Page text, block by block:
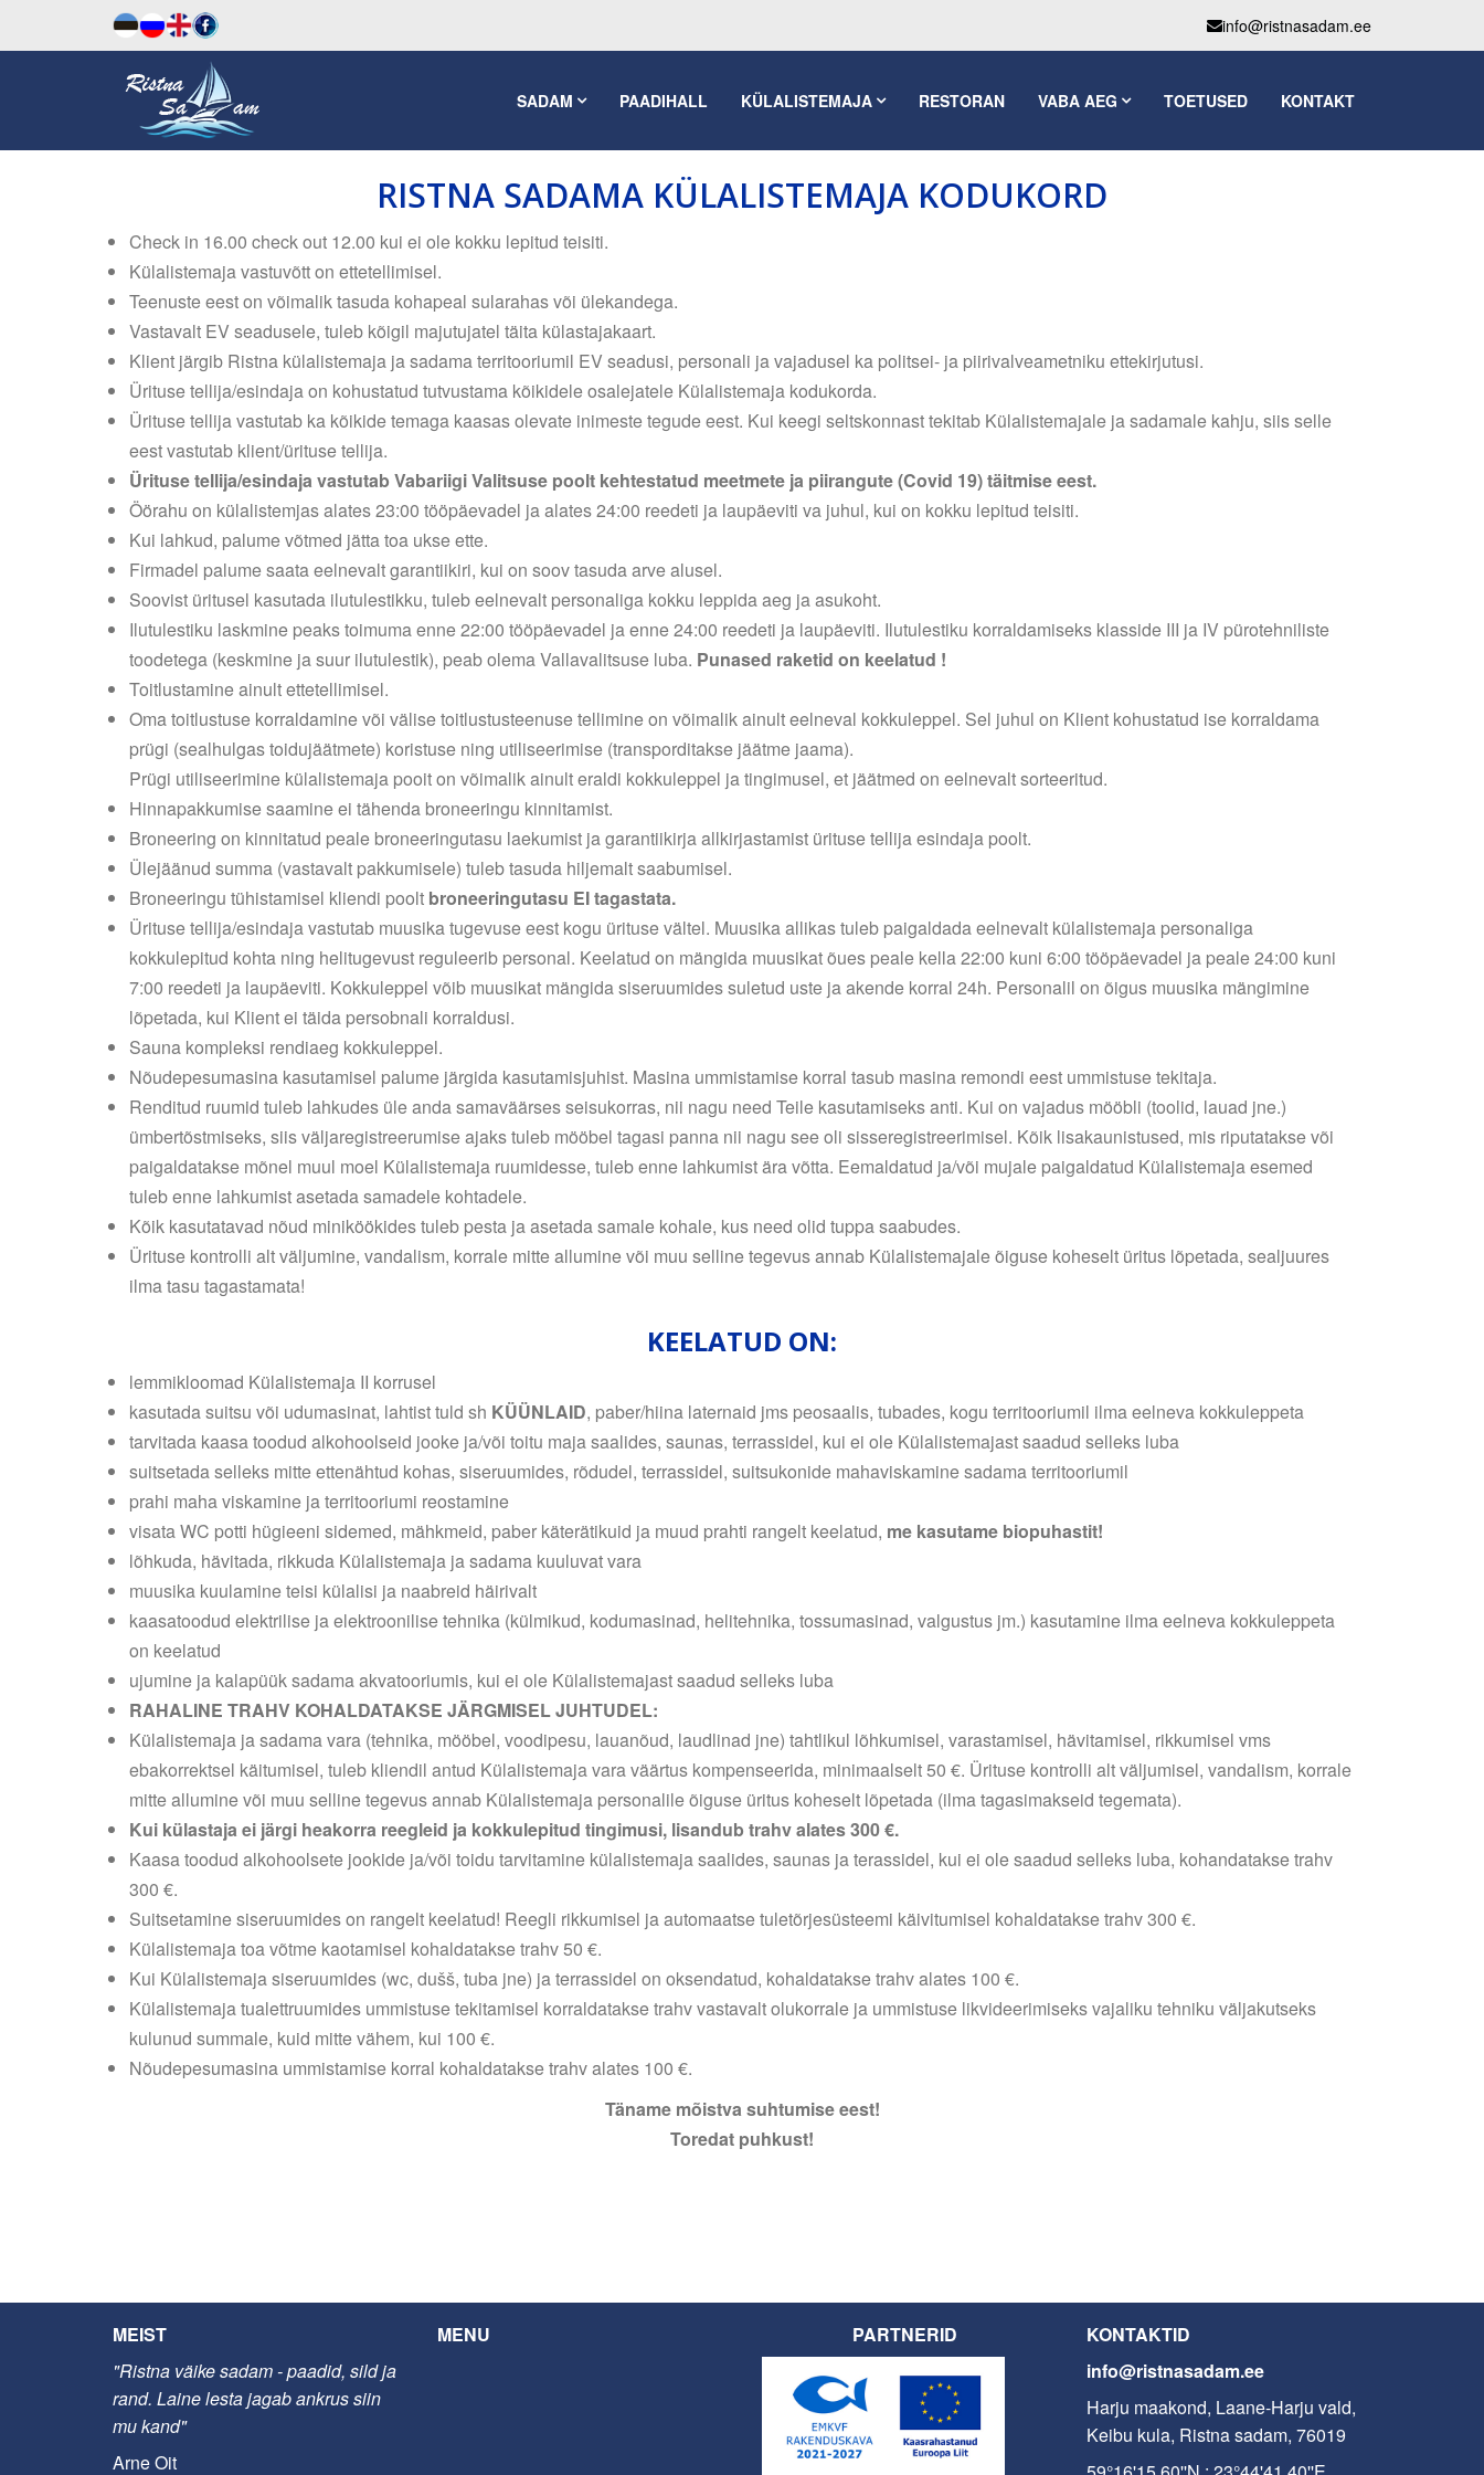
info@ristnasadam.ee
SADAM PAADIHALL KÜLALISTEMAJA RESTORAN VABA AEG TOETUSED KONTAKT
RISTNA SADAMA KÜLALISTEMAJA KODUKORD
Check in 16.00 check out 12.00 kui ei ole kokku lepitud teisiti.
Külalistemaja vastuvõtt on ettetellimisel.
Teenuste eest on võimalik tasuda kohapeal sularahas või ülekandega.
Vastavalt EV seadusele, tuleb kõigil majutujatel täita külastajakaart.
Klient järgib Ristna külalistemaja ja sadama territooriumil EV seadusi, personali ja vajadusel ka politsei- ja piirivalveametniku ettekirjutusi.
Ürituse tellija/esindaja on kohustatud tutvustama kõikidele osalejatele Külalistemaja kodukorda.
Ürituse tellija vastutab ka kõikide temaga kaasas olevate inimeste tegude eest. Kui keegi seltskonnast tekitab Külalistemajale ja sadamale kahju, siis selle
eest vastutab klient/ürituse tellija.
Ürituse tellija/esindaja vastutab Vabariigi Valitsuse poolt kehtestatud meetmete ja piirangute (Covid 19) täitmise eest.
Öörahu on külalistemjas alates 23:00 tööpäevadel ja alates 24:00 reedeti ja laupäeviti va juhul, kui on kokku lepitud teisiti.
Kui lahkud, palume võtmed jätta toa ukse ette.
Firmadel palume saata eelnevalt garantiikiri, kui on soov tasuda arve alusel.
Soovist üritusel kasutada ilutulestikku, tuleb eelnevalt personaliga kokku leppida aeg ja asukoht.
Ilutulestiku laskmine peaks toimuma enne 22:00 tööpäevadel ja enne 24:00 reedeti ja laupäeviti. Ilutulestiku korraldamiseks klasside III ja IV pürotehniliste
toodetega (keskmine ja suur ilutulestik), peab olema Vallavalitsuse luba. Punased raketid on keelatud !
Toitlustamine ainult ettetellimisel.
Oma toitlustuse korraldamine või välise toitlustusteenuse tellimine on võimalik ainult eelneval kokkuleppel. Sel juhul on Klient kohustatud ise korraldama
prügi (sealhulgas toidujäätmete) koristuse ning utiliseerimise (transporditakse jäätme jaama).
Prügi utiliseerimine külalistemaja pooit on võimalik ainult eraldi kokkuleppel ja tingimusel, et jäätmed on eelnevalt sorteeritud.
Hinnapakkumise saamine ei tähenda broneeringu kinnitamist.
Broneering on kinnitatud peale broneeringutasu laekumist ja garantiikirja allkirjastamist ürituse tellija esindaja poolt.
Ülejäänud summa (vastavalt pakkumisele) tuleb tasuda hiljemalt saabumisel.
Broneeringu tühistamisel kliendi poolt broneeringutasu EI tagastata.
Ürituse tellija/esindaja vastutab muusika tugevuse eest kogu ürituse vältel. Muusika allikas tuleb paigaldada eelnevalt külalistemaja personaliga
kokkulepitud kohta ning helitugevust reguleerib personal. Keelatud on mängida muusikat õues peale kella 22:00 kuni 6:00 tööpäevadel ja peale 24:00 kuni
7:00 reedeti ja laupäeviti. Kokkuleppel võib muusikat mängida siseruumides suletud uste ja akende korral 24h. Personalil on õigus muusika mängimine
lõpetada, kui Klient ei täida persobnali korraldusi.
Sauna kompleksi rendiaeg kokkuleppel.
Nõudepesumasina kasutamisel palume järgida kasutamisjuhist. Masina ummistamise korral tasub masina remondi eest ummistuse tekitaja.
Renditud ruumid tuleb lahkudes üle anda samaväärses seisukorras, nii nagu need Teile kasutamiseks anti. Kui on vajadus mööbli (toolid, lauad jne.)
ümbertõstmiseks, siis väljaregistreerumise ajaks tuleb mööbel tagasi panna nii nagu see oli sisseregistreerimisel. Kõik lisakaunistused, mis riputatakse või
paigaldatakse mõnel muul moel Külalistemaja ruumidesse, tuleb enne lahkumist ära võtta. Eemaldatud ja/või mujale paigaldatud Külalistemaja esemed
tuleb enne lahkumist asetada samadele kohtadele.
Kõik kasutatavad nõud miniköökides tuleb pesta ja asetada samale kohale, kus need olid tuppa saabudes.
Ürituse kontrolli alt väljumine, vandalism, korrale mitte allumine või muu selline tegevus annab Külalistemajale õiguse koheselt üritus lõpetada, sealjuures
ilma tasu tagastamata!
KEELATUD ON:
lemmikloomad Külalistemaja II korrusel
kasutada suitsu või udumasinat, lahtist tuld sh KÜÜNLAID, paber/hiina laternaid jms peosaalis, tubades, kogu territooriumil ilma eelneva kokkuleppeta
tarvitada kaasa toodud alkohoolseid jooke ja/või toitu maja saalides, saunas, terrassidel, kui ei ole Külalistemajast saadud selleks luba
suitsetada selleks mitte ettenähtud kohas, siseruumides, rõdudel, terrassidel, suitsukonide mahaviskamine sadama territooriumil
prahi maha viskamine ja territooriumi reostamine
visata WC potti hügieeni sidemed, mähkmeid, paber käterätikuid ja muud prahti rangelt keelatud, me kasutame biopuhastit!
lõhkuda, hävitada, rikkuda Külalistemaja ja sadama kuuluvat vara
muusika kuulamine teisi külalisi ja naabreid häirivalt
kaasatoodud elektrilise ja elektroonilise tehnika (külmikud, kodumasinad, helitehnika, tossumasinad, valgustus jm.) kasutamine ilma eelneva kokkuleppeta
on keelatud
ujumine ja kalapüük sadama akvatooriumis, kui ei ole Külalistemajast saadud selleks luba
RAHALINE TRAHV KOHALDATAKSE JÄRGMISEL JUHTUDEL:
Külalistemaja ja sadama vara (tehnika, mööbel, voodipesu, lauanõud, laudlinad jne) tahtlikul lõhkumisel, varastamisel, hävitamisel, rikkumisel vms
ebakorrektsel käitumisel, tuleb kliendil antud Külalistemaja vara väärtus kompenseerida, minimaalselt 50 €. Ürituse kontrolli alt väljumisel, vandalism, korrale
mitte allumine või muu selline tegevus annab Külalistemaja personalile õiguse üritus koheselt lõpetada (ilma tagasimakseid tegemata).
Kui külastaja ei järgi heakorra reegleid ja kokkulepitud tingimusi, lisandub trahv alates 300 €.
Kaasa toodud alkohoolsete jookide ja/või toidu tarvitamine külalistemaja saalides, saunas ja terassidel, kui ei ole saadud selleks luba, kohandatakse trahv
300 €.
Suitsetamine siseruumides on rangelt keelatud! Reegli rikkumisel ja automaatse tuletõrjesüsteemi käivitumisel kohaldatakse trahv 300 €.
Külalistemaja toa võtme kaotamisel kohaldatakse trahv 50 €.
Kui Külalistemaja siseruumides (wc, dušš, tuba jne) ja terrassidel on oksendatud, kohaldatakse trahv alates 100 €.
Külalistemaja tualettruumides ummistuse tekitamisel korraldatakse trahv vastavalt olukorrale ja ummistuse likvideerimiseks vajaliku tehniku väljakutseks
kulunud summale, kuid mitte vähem, kui 100 €.
Nõudepesumasina ummistamise korral kohaldatakse trahv alates 100 €.
Täname mõistva suhtumise eest!
Toredat puhkust!
MEIST
"Ristna väike sadam - paadid, sild ja
rand. Laine lesta jagab ankrus siin
mu kand"
Arne Oit
MENU PARTNERID
KONTAKTID
info@ristnasadam.ee
Harju maakond, Laane-Harju vald,
Keibu kula, Ristna sadam, 76019